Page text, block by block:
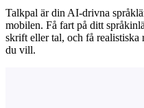
Talkpal är din AI-drivna
mobilen. Få fart på ditt
skrift eller tal, och få realistiska
du vill.